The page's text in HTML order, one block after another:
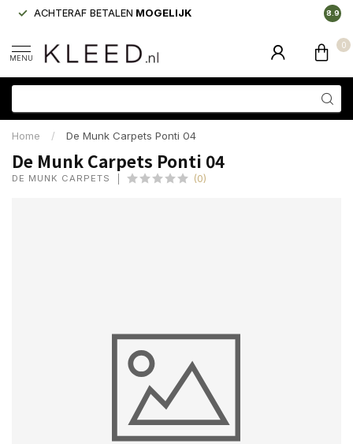
ACHTERAF BETALEN MOGELIJK 8.9
MENU
0
Home / De Munk Carpets Ponti 04
De Munk Carpets Ponti 04
DE MUNK CARPETS (0)